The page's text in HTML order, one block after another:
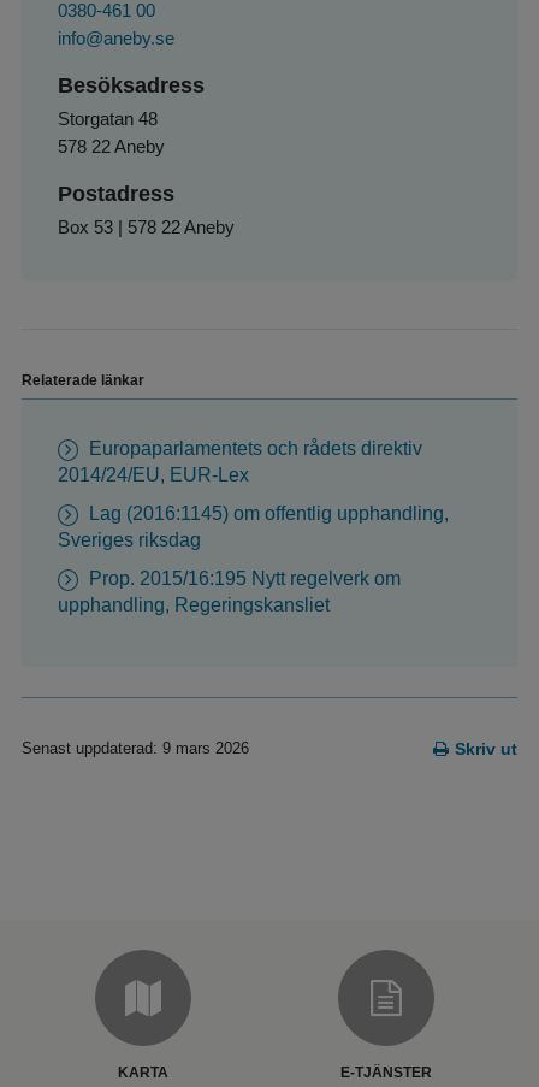
0380-461 00
info@aneby.se
Besöksadress
Storgatan 48
578 22 Aneby
Postadress
Box 53 | 578 22 Aneby
Relaterade länkar
Europaparlamentets och rådets direktiv
2014/24/EU, EUR-Lex
Lag (2016:1145) om offentlig upphandling,
Sveriges riksdag
Prop. 2015/16:195 Nytt regelverk om
upphandling, Regeringskansliet
Skriv ut
Senast uppdaterad: 9 mars 2026
KARTA E-TJÄNSTER